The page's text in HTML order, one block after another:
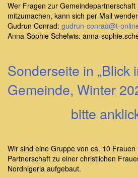
Wer Fragen zur
mitzumachen, kann sich per Mail
Gudrun Conrad: gudrun-conrad@t-
Anna-Sophie Schelwis: anna-
Sonderseite in „Blick
Gemeinde, Winter
bitte
Wir sind eine Gruppe von ca. 10
Partnerschaft zu einer christlichen
Nordnigeria aufgebaut.